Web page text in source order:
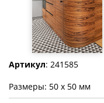
Артикул: 241585
Размеры: 50 x 50 мм